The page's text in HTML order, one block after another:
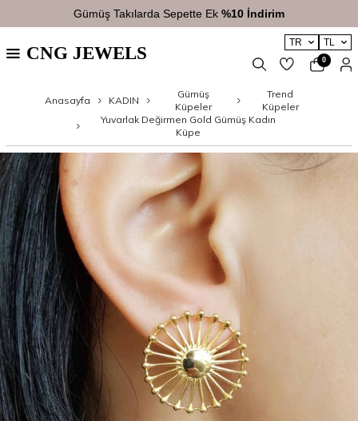
Gümüş Takılarda Sepette Ek %10 İndirim
TR TL
CNG JEWELS 0
Anasayfa KADIN
Gümüş
Küpeler
Trend
Küpeler
Yuvarlak Değirmen Gold Gümüş Kadın
Küpe